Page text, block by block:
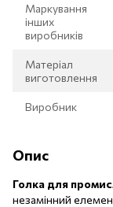
Маркування
інших
виробників
Матеріал
виготовлення
Виробник
Опис
Голка для
незамінний